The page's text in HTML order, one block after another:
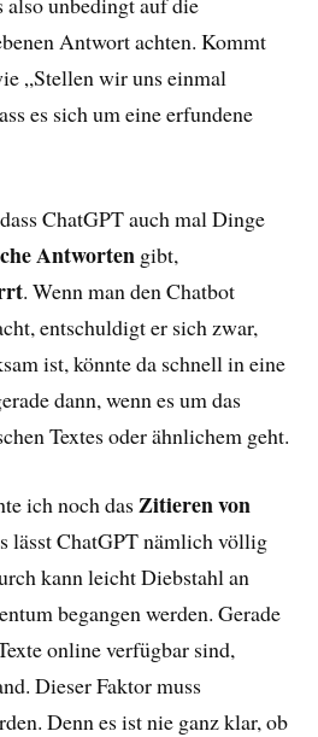
Antwort achten. Kommt
„Stellen wir uns einmal
es sich um eine erfundene
ChatGPT auch mal Dinge
Antworten gibt,
. Wenn man den Chatbot
entschuldigt er sich zwar,
ist, könnte da schnell in eine
dann, wenn es um das
Textes oder ähnlichem geht.
ich noch dasZitieren von
lässt ChatGPT nämlich völlig
kann leicht Diebstahl an
begangen werden. Gerade
online verfügbar sind,
Dieser Faktor muss
Denn es ist nie ganz klar, ob